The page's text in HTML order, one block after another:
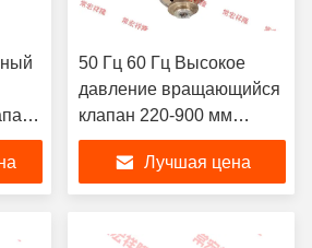
50 Гц 60 Гц Высокое
давление вращающийся
клапан 220-900 мм
Высота
Лучшая цена